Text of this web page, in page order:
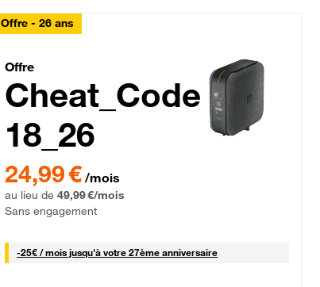
Offre - 26 ans
Cheat_Code Fibre_18_26
Offre
Cheat_Code
18_26
24,99 € /mois
au lieu de 49,99 €/mois
Sans engagement
-25€ / mois25 € par mois
jusqu'à votre 27ème anniversaire